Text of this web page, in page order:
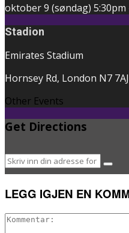
oktober 9 (søndag) 5:30pm
Stadion
Emirates Stadium
Hornsey Rd, London N7
Other Events
Get Directions
LEGG IGJEN EN